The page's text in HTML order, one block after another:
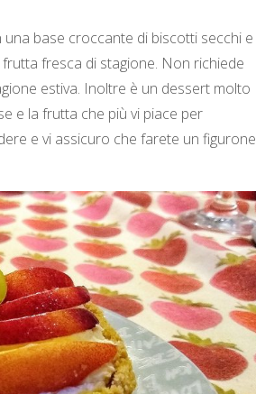
base croccante di biscotti secchi e
fresca di stagione. Non richiede
estiva. Inoltre è un dessert molto
e la frutta che più vi piace per
e vi assicuro che farete un figurone